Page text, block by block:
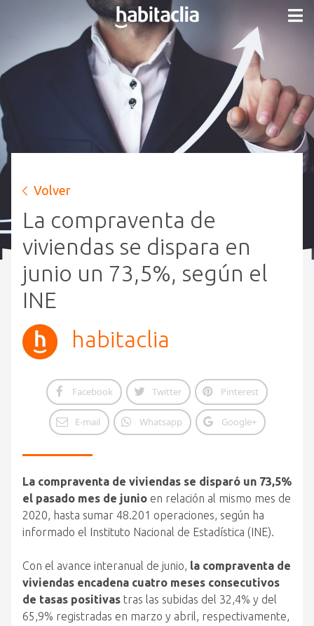
Volver
La compraventa de
viviendas se dispara en
junio un 73,5%, según el
INE
habitaclia
Facebook Twitter Pinterest
E-mail Whatsapp Google+
La compraventa de viviendas se disparó un 73,5%
el pasado mes de junio en relación al mismo mes de
2020, hasta sumar 48.201 operaciones, según ha
informado el Instituto Nacional de Estadística (INE).
Con el avance interanual de junio, la compraventa de
viviendas encadena cuatro meses consecutivos
de tasas positivas tras las subidas del 32,4% y del
65,9% registradas en marzo y abril, respectivamente,